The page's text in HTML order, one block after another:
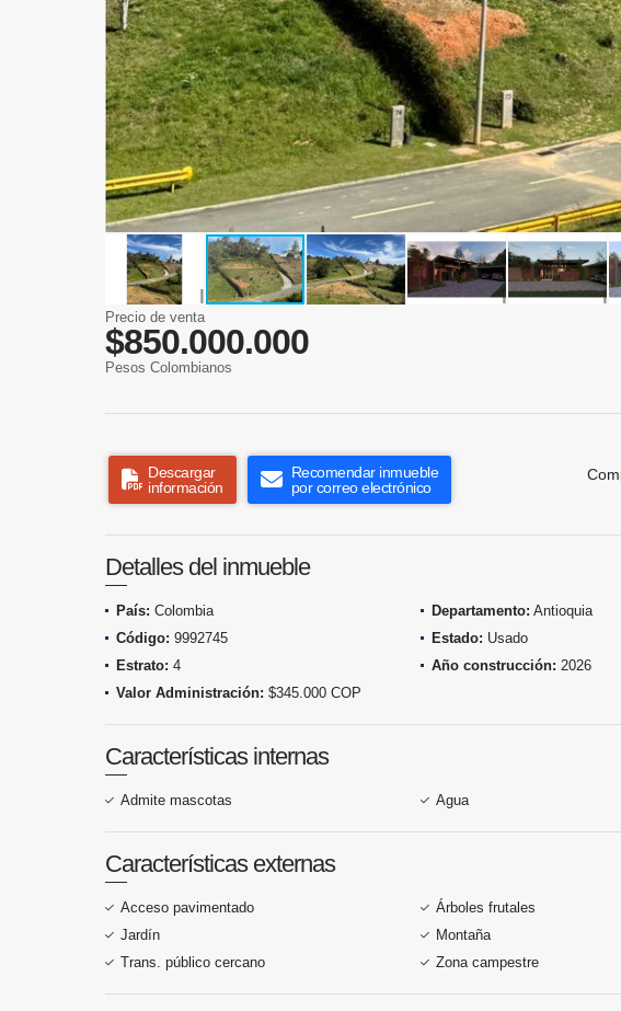
Precio de venta
$850.000.000
Pesos Colombianos
Descargar
información
Recomendar inmueble
por correo electrónico
Detalles del inmueble
País: Colombia Departamento: Antioquia
Código: 9992745 Estado: Usado
Estrato: 4 Año construcción: 2026
Valor Administración: $345.000 COP
Características internas
Admite mascotas Agua
Características externas
Acceso pavimentado Árboles frutales
Jardín
Montaña
Trans. público cercano
Zona campestre